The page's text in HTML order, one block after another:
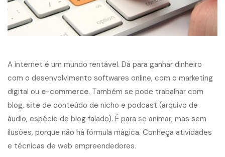
A internet é um mundo rentável. Dá para ganhar dinheiro
com o desenvolvimento softwares online, com o marketing
digital ou e-commerce. Também se pode trabalhar com
blog, site de conteúdo de nicho e podcast (arquivo de
áudio, espécie de blog falado). É para se animar, mas sem
ilusões, porque não há fórmula mágica. Conheça atividades
e técnicas de web empreendedores.